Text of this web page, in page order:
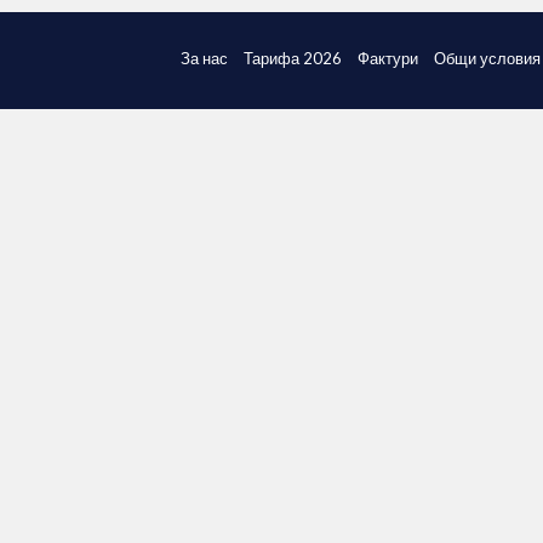
За нас Тарифа 2026 Фактури Общи условия